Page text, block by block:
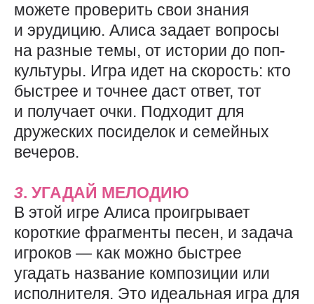
можете проверить свои знания
и эрудицию. Алиса задает вопросы
на разные темы, от истории до поп-
культуры. Игра идет на скорость: кто
быстрее и точнее даст ответ, тот
и получает очки. Подходит для
дружеских посиделок и семейных
вечеров.
3. УГАДАЙ МЕЛОДИЮ
В этой игре Алиса проигрывает
короткие фрагменты песен, и задача
игроков — как можно быстрее
угадать название композиции или
исполнителя. Это идеальная игра для